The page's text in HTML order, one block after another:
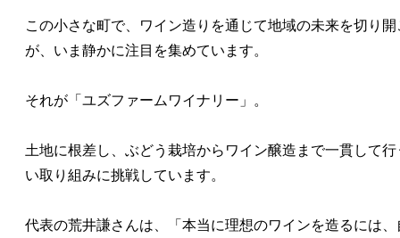
この小さな町で、ワイン造りを通じて地域の未来を切り
が、いま静かに注目を集めています。
それが「ユズファームワイナリー」。
土地に根差し、ぶどう栽培からワイン醸造まで一貫して
い取り組みに挑戦しています。
代表の荒井謙さんは、「本当に理想のワインを造るには